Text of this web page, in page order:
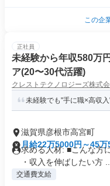
この企
正社員
未経験から年収580万
ア(20〜30代活躍)
クレストテクノロジーズ株式
未経験でも"手に職×高収
滋賀県彦根市高宮町
月給22万5000円～45万
求める人材: ■こんな方
・収入を伸ばしたい方 ...
交通費支給